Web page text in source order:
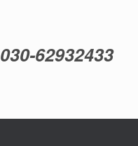
030-62932433